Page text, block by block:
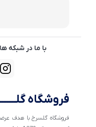
با ما در شبکه
فروشگاه
فروشگاه گلسرخ با هدف